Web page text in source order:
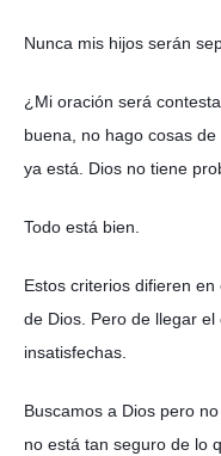
Nunca mis hijos serán
¿Mi oración será
buena, no hago cosas
ya está. Dios no tiene
Todo está bien.
Estos criterios difieren
de Dios. Pero de llegar
insatisfechas.
Buscamos a Dios pero
no está tan seguro de lo